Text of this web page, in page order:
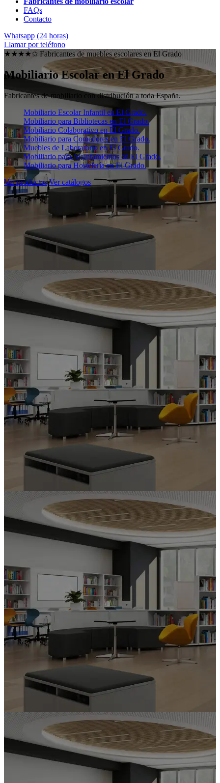
FAQs
Contacto
Whatsapp (24 horas)
Llamar por teléfono
★★★★✩ Fabricantes de muebles escolares en El Grado
Mobiliario Escolar enEl Grado
Fabricantes de mobiliario con distribución a toda España.
Mobiliario Escolar Infantil en El Grado.
Mobiliario para Bibliotecas en El Grado.
Mobiliario Colaborativo en El Grado.
Mobiliario para Comedores en El Grado.
Muebles de Laboratorio en El Grado.
Mobiliario para Ayuntamientos en El Grado.
Mobiliario para Hostelería en El Grado.
Ver productos Ver catálogos